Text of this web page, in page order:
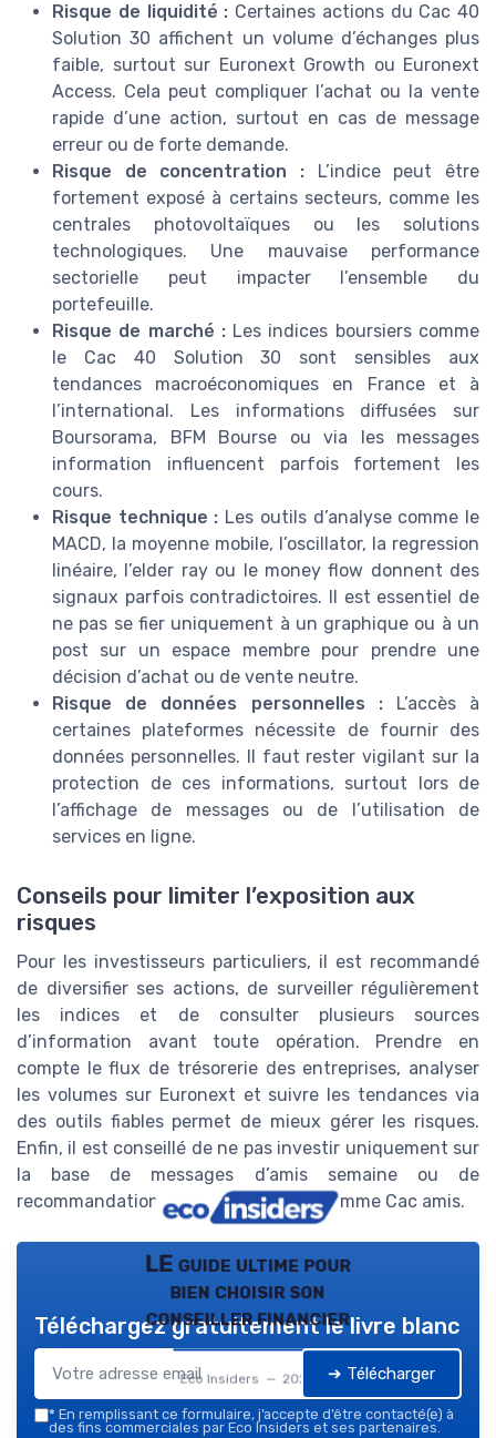
Risque de liquidité : Certaines actions du Cac 40
Solution 30 affichent un volume d’échanges plus
faible, surtout sur Euronext Growth ou Euronext
Access. Cela peut compliquer l’achat ou la vente
rapide d’une action, surtout en cas de message
erreur ou de forte demande.
Risque de concentration : L’indice peut être
fortement exposé à certains secteurs, comme les
centrales photovoltaïques ou les solutions
technologiques. Une mauvaise performance
sectorielle peut impacter l’ensemble du
portefeuille.
Risque de marché :Les indices boursiers comme
le Cac 40 Solution 30 sont sensibles aux
tendances macroéconomiques en France et à
l’international. Les informations diffusées sur
Boursorama, BFM Bourse ou via les messages
information influencent parfois fortement les
cours.
Risque technique : Les outils d’analyse comme le
MACD, la moyenne mobile, l’oscillator, la regression
linéaire, l’elder ray ou le money flow donnent des
signaux parfois contradictoires. Il est essentiel de
ne pas se fier uniquement à un graphique ou à un
post sur un espace membre pour prendre une
décision d’achat ou de vente neutre.
Risque de données personnelles :L’accès à
certaines plateformes nécessite de fournir des
données personnelles. Il faut rester vigilant sur la
protection de ces informations, surtout lors de
l’affichage de messages ou de l’utilisation de
services en ligne.
Conseils pour limiter l’exposition aux
risques
Pour les investisseurs particuliers, il est recommandé
de diversifier ses actions, de surveiller régulièrement
les indices et de consulter plusieurs sources
d’information avant toute opération. Prendre en
compte le flux de trésorerie des entreprises, analyser
les volumes sur Euronext et suivre les tendances via
des outils fiables permet de mieux gérer les risques.
Enfin, il est conseillé de ne pas investir uniquement sur
la base de messages d’amis semaine ou de
recommandations issues de forums comme Cac amis.
LE guide ultime pour
bien choisir son
conseiller financier
Eco Insiders — 2026
Téléchargez gratuitement le livre blanc
➔ Télécharger
* En remplissant ce formulaire, j’accepte d’être contacté(e) à
des fins commerciales par Eco Insiders et ses partenaires.